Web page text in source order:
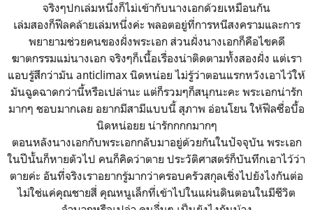
จริงๆปกเล่มหนึ่งก็ไม่เข้ากับนางเอกด้วยเหมือนกัน
เล่มสองก็ฟีลคล้ายเล่มหนึ่งค่ะ พลอตอยู่ที่การหนีสงครามและการ
พยายามช่วยคนของฝั่งพระเอก ส่วนฝั่งนางเอกก็คือไขคดี
ฆาตกรรมแม่นางเอก จริงๆก็เนื้อเรื่องน่าติดตามทั้งสองฝั่ง แต่เรา
แอบรู้สึกว่ามัน anticlimax นิดหน่อย ไม่รู้ว่าตอนแรกหวังเอาไว้ให้
มันฉูดฉาดกว่านี้หรือเปล่านะ แต่ก็รวมๆก็สนุกนะคะ พระเอกน่ารัก
มากๆ ชอบมากเลย อยากมีสามีแบบนี้ สุภาพ อ่อนโยน ให้ฟีลซื่อบื้อ
นิดหน่อยย น่ารักกกกมากๆ
ตอนหลังนางเอกกับพระเอกกลับมาอยู่ด้วยกันในปัจจุบัน พระเอก
ในปีนั้นก็หายตัวไป คนก็คิดว่าตาย ประวัติศาสตร์ก็บันทึกเอาไว้ว่า
ตายค่ะ อันที่จริงเราอยากรู้มากว่าครอบครัวสกุลเชิ่งไปยังไงกันต่อ
ไม่ใช่แค่คุณชายสี่ คุณหนูเล็กที่เข้าไปในแผ่นดินตอนในมีชีวิต